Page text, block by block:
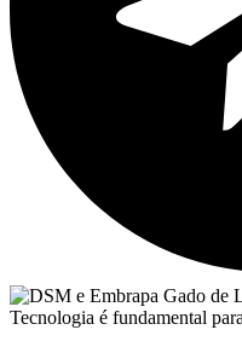
Tecnologia é fundamental